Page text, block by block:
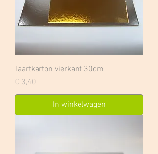
Taartkarton vierkant 30cm
Prijs
€ 3,40
In winkelwagen